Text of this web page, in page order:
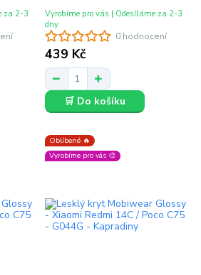
za 2-3
0 hodnocení
439 Kč
Vyrobíme pro vás | Odesíláme za 2-3
dny
🛒 Do košíku
Oblíbené 🔥
Vyrobíme pro vás 🎨